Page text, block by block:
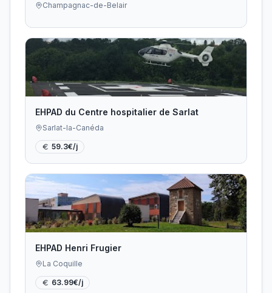
Champagnac-de-Belair
EHPAD du Centre hospitalier de Sarlat
Sarlat-la-Canéda
59.3€/j
EHPAD Henri Frugier
La Coquille
63.99€/j